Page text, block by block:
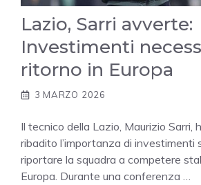
Lazio, Sarri avverte:
Investimenti
ritorno in Europa
3 MARZO 2026
Il tecnico della Lazio, Maurizio Sarri,
ribadito l’importanza di investimenti
riportare la squadra a competere
Europa. Durante una conferenza …